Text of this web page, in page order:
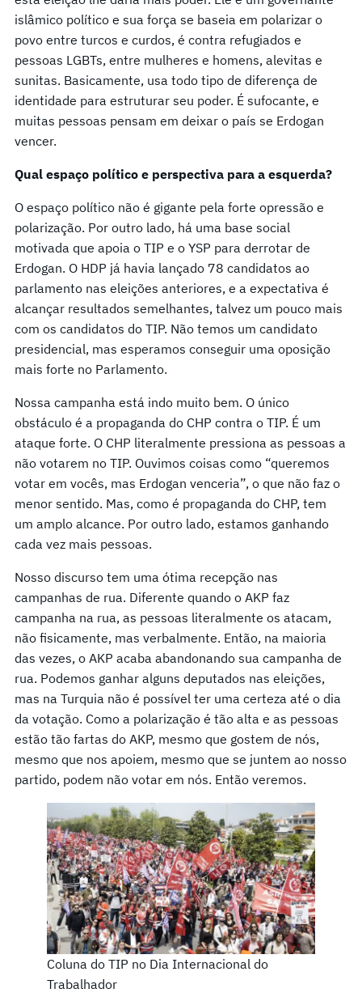
islâmico político e sua força se baseia em polarizar o
povo entre turcos e curdos, é contra refugiados e
pessoas LGBTs, entre mulheres e homens, alevitas e
sunitas. Basicamente, usa todo tipo de diferença de
identidade para estruturar seu poder. É sufocante, e
muitas pessoas pensam em deixar o país se Erdogan
vencer.
Qual espaço político e perspectiva para a esquerda?
O espaço político não é gigante pela forte opressão e
polarização. Por outro lado, há uma base social
motivada que apoia o TIP e o YSP para derrotar de
Erdogan. O HDP já havia lançado 78 candidatos ao
parlamento nas eleições anteriores, e a expectativa é
alcançar resultados semelhantes, talvez um pouco mais
com os candidatos do TIP. Não temos um candidato
presidencial, mas esperamos conseguir uma oposição
mais forte no Parlamento.
Nossa campanha está indo muito bem. O único
obstáculo é a propaganda do CHP contra o TIP. É um
ataque forte. O CHP literalmente pressiona as pessoas a
não votarem no TIP. Ouvimos coisas como “queremos
votar em vocês, mas Erdogan venceria”, o que não faz o
menor sentido. Mas, como é propaganda do CHP, tem
um amplo alcance. Por outro lado, estamos ganhando
cada vez mais pessoas.
Nosso discurso tem uma ótima recepção nas
campanhas de rua. Diferente quando o AKP faz
campanha na rua, as pessoas literalmente os atacam,
não fisicamente, mas verbalmente. Então, na maioria
das vezes, o AKP acaba abandonando sua campanha de
rua. Podemos ganhar alguns deputados nas eleições,
mas na Turquia não é possível ter uma certeza até o dia
da votação. Como a polarização é tão alta e as pessoas
estão tão fartas do AKP, mesmo que gostem de nós,
mesmo que nos apoiem, mesmo que se juntem ao nosso
partido, podem não votar em nós. Então veremos.
Coluna do TIP no Dia Internacional do
Trabalhador